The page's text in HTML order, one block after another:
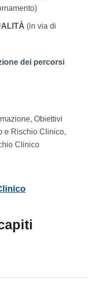
(in via di
dei percorsi
Obiettivi
e Rischio Clinico,
Clinico